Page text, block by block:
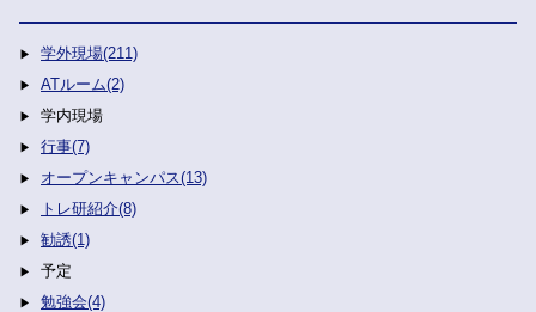
学外現場(211)
ATルーム(2)
学内現場
行事(7)
オープンキャンパス(13)
トレ研紹介(8)
勧誘(1)
予定
勉強会(4)